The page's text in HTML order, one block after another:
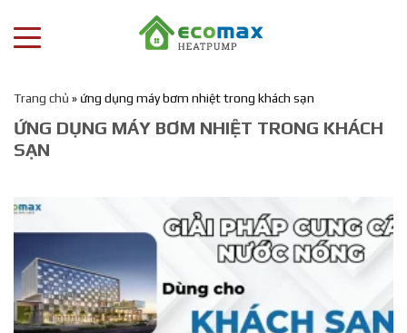
Trang chủ » ứng dụng máy bơm nhiệt trong khách sạn
ỨNG DỤNG MÁY BƠM NHIỆT TRONG KHÁCH
SẠN